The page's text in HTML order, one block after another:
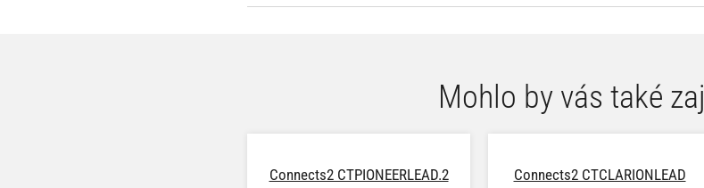
Mohlo by vás také
Connects2 CTPIONEERLEAD.2 Connects2 CTCLARIONLEAD